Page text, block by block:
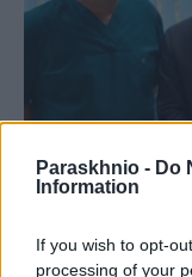
Paraskhnio - Do
Information
If you wish to opt-
processing of your
ΠΟΛΙΤΙΚΉ